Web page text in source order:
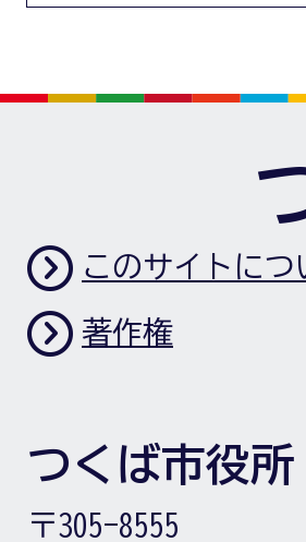
このサイトにつ
著作権
つくば市役所
〒305-8555